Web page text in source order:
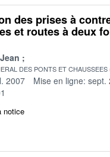
des prises à
et routes à deux
DES PONTS ET CHAUSSEES
2007 Mise en ligne: sept.
notice